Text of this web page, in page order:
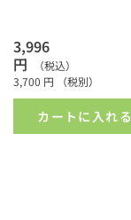
3,996
円
（税込）
3,700 円 （税別）
カートに入れる